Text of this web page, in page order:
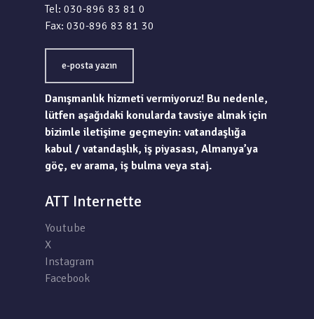
Tel: 030-896 83 81 0
Fax: 030-896 83 81 30
e-posta yazın
Danışmanlık hizmeti vermiyoruz! Bu nedenle,
lütfen aşağıdaki konularda tavsiye almak için
bizimle iletişime geçmeyin: vatandaşlığa
kabul / vatandaşlık, iş piyasası, Almanya’ya
göç, ev arama, iş bulma veya staj.
ATT Internette
Youtube
X
Instagram
Facebook